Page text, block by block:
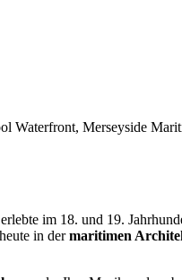
Waterfront, Merseyside
im 18. und 19.
in dermaritimen